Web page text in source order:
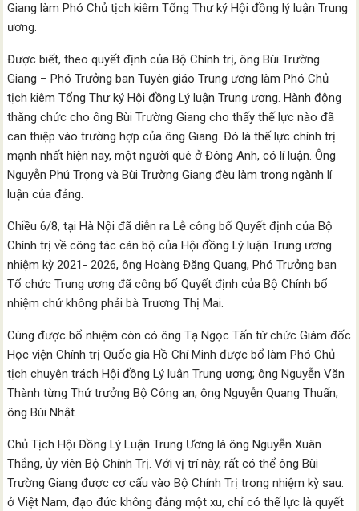
Giang làm Phó Chủ tịch kiêm Tổng Thư ký Hội đồng lý luận Trung
ương.
Được biết, theo quyết định của Bộ Chính trị, ông Bùi Trường
Giang – Phó Trưởng ban Tuyên giáo Trung ương làm Phó Chủ
tịch kiêm Tổng Thư ký Hội đồng Lý luận Trung ương. Hành động
thăng chức cho ông Bùi Trường Giang cho thấy thế lực nào đã
can thiệp vào trường hợp của ông Giang. Đó là thế lực chính trị
mạnh nhất hiện nay, một người quê ở Đông Anh, có lí luận. Ông
Nguyễn Phú Trọng và Bùi Trường Giang đèu làm trong ngành lí
luận của đảng.
Chiều 6/8, tại Hà Nội đã diễn ra Lễ công bố Quyết định của Bộ
Chính trị về công tác cán bộ của Hội đồng Lý luận Trung ương
nhiệm kỳ 2021- 2026, ông Hoàng Đăng Quang, Phó Trưởng ban
Tổ chức Trung ương đã công bố Quyết định của Bộ Chính bổ
nhiệm chứ không phải bà Trương Thị Mai.
Cùng được bổ nhiệm còn có ông Tạ Ngọc Tấn từ chức Giám đốc
Học viện Chính trị Quốc gia Hồ Chí Minh được bổ làm Phó Chủ
tịch chuyên trách Hội đồng Lý luận Trung ương; ông Nguyễn Văn
Thành từng Thứ trưởng Bộ Công an; ông Nguyễn Quang Thuấn;
ông Bùi Nhật.
Chủ Tịch Hội Đồng Lý Luận Trung Ương là ông Nguyễn Xuân
Thắng, ủy viên Bộ Chính Trị. Với vị trí này, rất có thể ông Bùi
Trường Giang được cơ cấu vào Bộ Chính Trị trong nhiệm kỳ sau.
ở Việt Nam, đạo đức không đảng một xu, chỉ có thế lực là quyết